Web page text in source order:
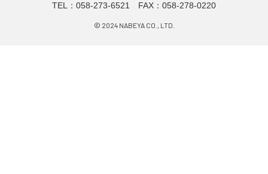
TEL： 058-273-6521 FAX：058-278-0220
© 2024 NABEYA CO., LTD.